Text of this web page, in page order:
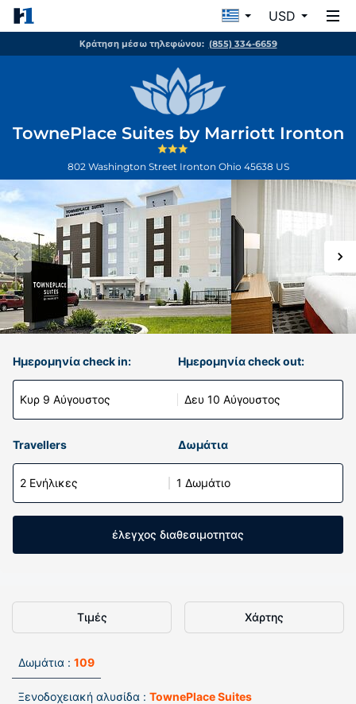
USD
Κράτηση μέσω τηλεφώνου: (855) 334-6659
TownePlace Suites by Marriott Ironton
802 Washington Street Ironton Ohio 45638 US
Ημερομηνία check in:
Κυρ 9 Αύγουστος
Ημερομηνία check out:
Δευ 10 Αύγουστος
Travellers Δωμάτια
2 Ενήλικες 1 Δωμάτιο
έλεγχος διαθεσιμοτητας
Τιμές Χάρτης
Δωμάτια : 109
Ξενοδοχειακή αλυσίδα : TownePlace Suites